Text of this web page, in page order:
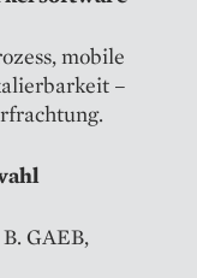
mobile
–
GAEB,